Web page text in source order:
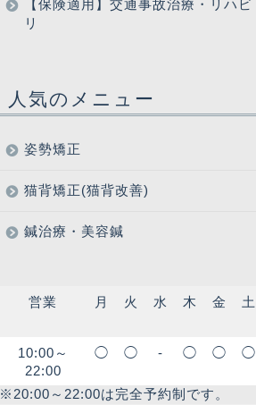
【保険適用】交通事故治療・リハビ
リ
人気のメニュー
姿勢矯正
猫背矯正(猫背改善)
鍼治療・美容鍼
営業 月 火 水 木 金 土
10:00～
22:00
◯ ◯ - ◯ ◯ ◯
※20:00～22:00は完全予約制です。